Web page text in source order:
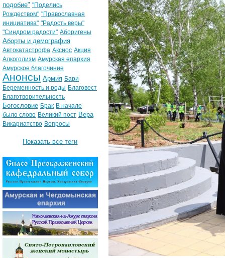
подобие" "Поделись
Рождеством" "Православная
инициатива" "Радость веры"
"Синдром радости" Аборигены
Аборты и демография
Автокатастрофа Аксиос Акция
Алкоголизм Амурская епархия
Амурское благочиние
Анонсы Армия Бари
Беременность и роды Благовест
Благотворительность
Богословие Брак В начале
было слово Великий пост Вера
Викариатство Вопросы
Показать все теги